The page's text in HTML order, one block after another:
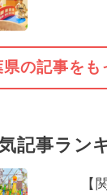
県の記事をも
記事ラン
【